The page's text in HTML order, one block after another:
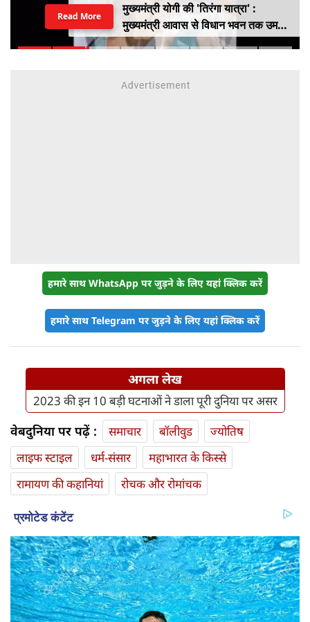
मुख्यमंत्री योगी की 'तिरंगा यात्रा' :
मुख्यमंत्री आवास से विधान भवन तक उमड़ा
युवाओं का सैलाब
Read More
हमारे साथ WhatsApp पर जुड़ने के लिए यहां क्लिक करें
हमारे साथ Telegram पर जुड़ने के लिए यहां क्लिक करें
अगला लेख
2023 की इन 10 बड़ी घटनाओं ने डाला पूरी दुनिया पर असर
वेबदुनिया पर पढ़ें : समाचार बॉलीवुड
ज्योतिष
लाइफ स्‍टाइल
धर्म-संसार
महाभारत के किस्से
रामायण की कहानियां
रोचक और रोमांचक